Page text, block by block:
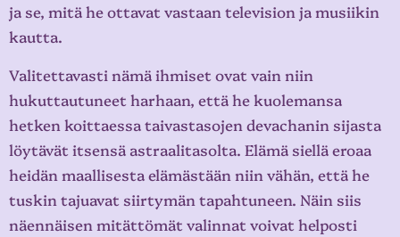
ja se, mitä he ottavat vastaan television ja musiikin
kautta.
Valitettavasti nämä ihmiset ovat vain niin
hukuttautuneet harhaan, että he kuolemansa
hetken koittaessa taivastasojen devachanin sijasta
löytävät itsensä astraalitasolta. Elämä siellä eroaa
heidän maallisesta elämästään niin vähän, että he
tuskin tajuavat siirtymän tapahtuneen. Näin siis
näennäisen mitättömät valinnat voivat helposti